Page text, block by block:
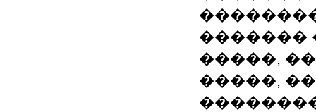
�������
�����,
�����,